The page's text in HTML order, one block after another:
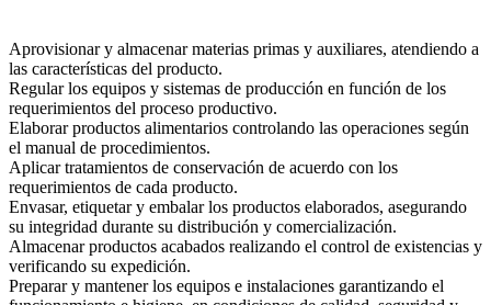
Aprovisionar y almacenar materias primas y auxiliares, atendiendo a
las características del producto.
Regular los equipos y sistemas de producción en función de los
requerimientos del proceso productivo.
Elaborar productos alimentarios controlando las operaciones según
el manual de procedimientos.
Aplicar tratamientos de conservación de acuerdo con los
requerimientos de cada producto.
Envasar, etiquetar y embalar los productos elaborados, asegurando
su integridad durante su distribución y comercialización.
Almacenar productos acabados realizando el control de existencias y
verificando su expedición.
Preparar y mantener los equipos e instalaciones garantizando el